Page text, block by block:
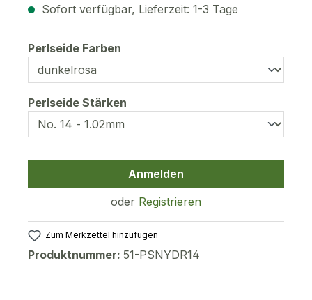
Sofort verfügbar, Lieferzeit: 1-3 Tage
Perlseide Farben
Perlseide Stärken
Anmelden
oder Registrieren
Zum Merkzettel hinzufügen
Produktnummer: 51-PSNYDR14